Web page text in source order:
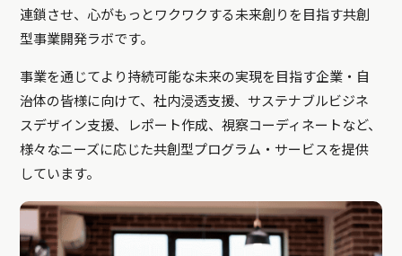
連鎖させ、心がもっとワクワクする未来創りを目指す共創
型事業開発ラボです。
事業を通じてより持続可能な未来の実現を目指す企業・自
治体の皆様に向けて、社内浸透支援、サステナブルビジネ
スデザイン支援、レポート作成、視察コーディネートなど、
様々なニーズに応じた共創型プログラム・サービスを提供
しています。